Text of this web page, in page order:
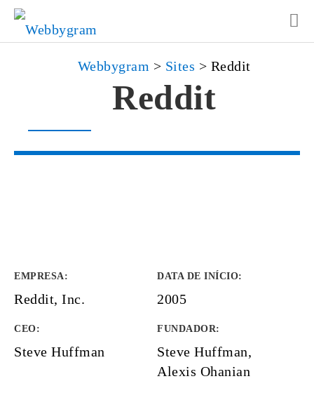
Webbygram > Sites > Reddit
Reddit
EMPRESA:
Reddit, Inc.
DATA DE INÍCIO:
2005
CEO:
Steve Huffman
FUNDADOR:
Steve Huffman,
Alexis Ohanian